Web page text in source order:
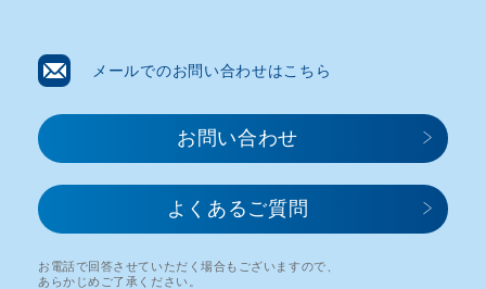
メールでのお問い合わせはこちら
お問い合わせ​
よくあるご質問
お電話で回答させていただく場合もございますので、
あらかじめご了承ください。